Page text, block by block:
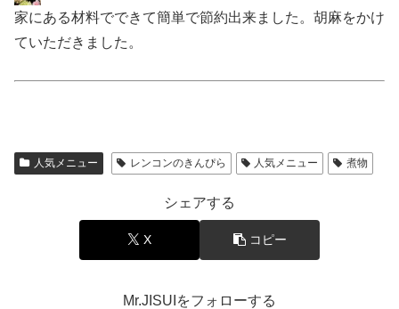
家にある材料でできて簡単で節約出来ました。胡麻をかけ
ていただきました。
人気メニュー レンコンのきんぴら 人気メニュー 煮物
シェアする
X コピー
Mr.JISUIをフォローする